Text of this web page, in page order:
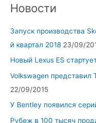
Новости
Запуск производства
й квартал 2018 23/09/
Новый Lexus ES
Volkswagen представил
22/09/2015
У Bentley появился
Рубеж в 100 тысяч